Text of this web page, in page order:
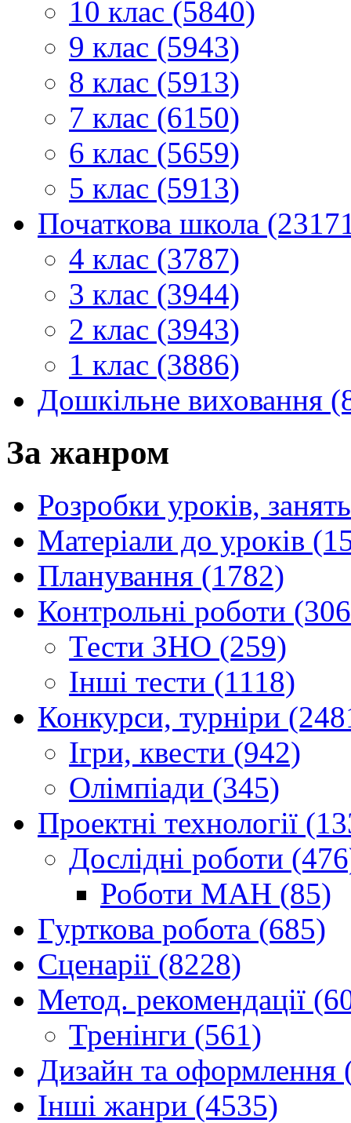
10 клас (5840)
9 клас (5943)
8 клас (5913)
7 клас (6150)
6 клас (5659)
5 клас (5913)
Початкова школа
4 клас (3787)
3 клас (3944)
2 клас (3943)
1 клас (3886)
Дошкільне виховання
За жанром
Розробки уроків,
Матеріали до уроків
Планування (1782)
Контрольні роботи
Тести ЗНО (259)
Інші тести (1118)
Конкурси, турніри
Ігри, квести (942)
Олімпіади (345)
Проектні технології
Дослідні роботи
Роботи МАН (85)
Гурткова робота (685)
Сценарії (8228)
Метод. рекомендації
Тренінги (561)
Дизайн та оформлення
Інші жанри (4535)